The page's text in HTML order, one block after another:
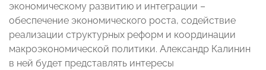
экономическому развитию и интеграции –
обеспечение экономического роста, содействие
реализации структурных реформ и координации
макроэкономической политики. Александр Калинин
в ней будет представлять интересы